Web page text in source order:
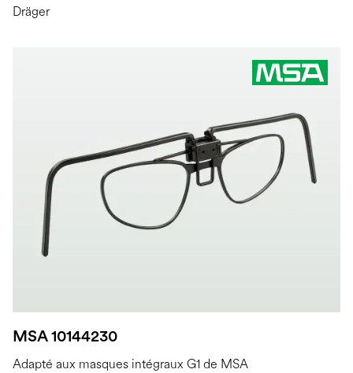
Dräger
MSA 10144230
Adapté aux masques intégraux G1 de MSA